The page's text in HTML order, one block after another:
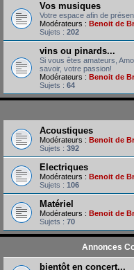
Vos musiques
Votre espace afin de
Modérateurs : Benoit de
Sujets : 202
vins ou pinards...
Si vous êtes amateurs,
savoir, votre passion!
Modérateurs : Benoit de
Sujets : 64
Acoustiques
Modérateurs : Benoit de
Sujets : 392
Electriques
Modérateurs : Benoit de
Sujets : 106
Matériel
Modérateurs : Benoit de
Sujets : 70
Annonces
bientôt en concert...